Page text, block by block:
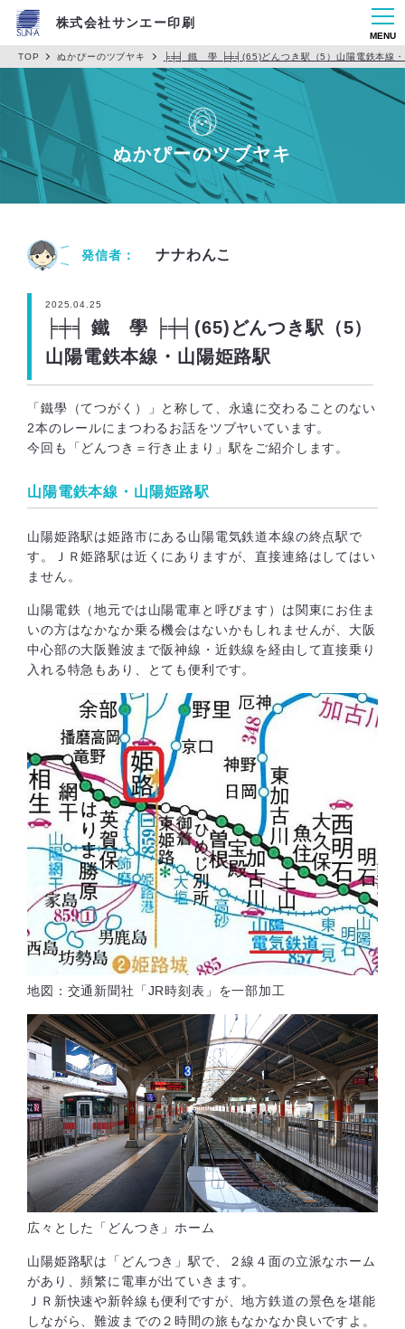
株式会社サンエー印刷
MENU
TOP ぬかぴーのツブヤキ ╞╪╡ 鐵 學 ╞╪╡(65)どんつき駅（5）山陽電鉄本線・
ぬかぴーのツブヤキ
発信者： ナナわんこ
2025.04.25
╞╪╡ 鐵 學 ╞╪╡(65)どんつき駅（5）
山陽電鉄本線・山陽姫路駅
「鐵學（てつがく）」と称して、永遠に交わることのない
2本のレールにまつわるお話をツブヤいています。
今回も「どんつき＝行き止まり」駅をご紹介します。
山陽電鉄本線・山陽姫路駅
山陽姫路駅は姫路市にある山陽電気鉄道本線の終点駅で
す。ＪＲ姫路駅は近くにありますが、直接連絡はしてはい
ません。
山陽電鉄（地元では山陽電車と呼びます）は関東にお住ま
いの方はなかなか乗る機会はないかもしれませんが、大阪
中心部の大阪難波まで阪神線・近鉄線を経由して直接乗り
入れる特急もあり、とても便利です。
地図：交通新聞社「JR時刻表」を一部加工
広々とした「どんつき」ホーム
山陽姫路駅は「どんつき」駅で、２線４面の立派なホーム
があり、頻繁に電車が出ていきます。
ＪＲ新快速や新幹線も便利ですが、地方鉄道の景色を堪能
しながら、難波までの２時間の旅もなかなか良いですよ。